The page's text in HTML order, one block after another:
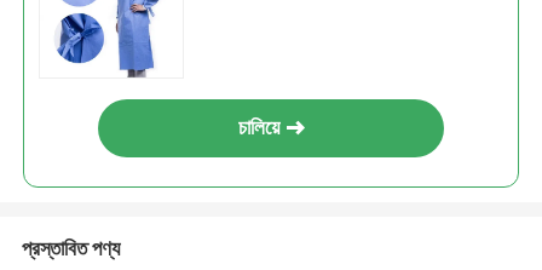
চালিয়ে
প্রস্তাবিত পণ্য